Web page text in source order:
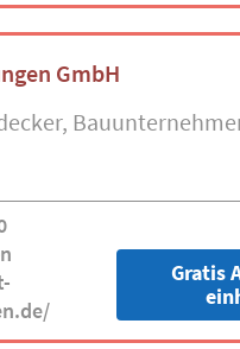
GmbH
Gratis